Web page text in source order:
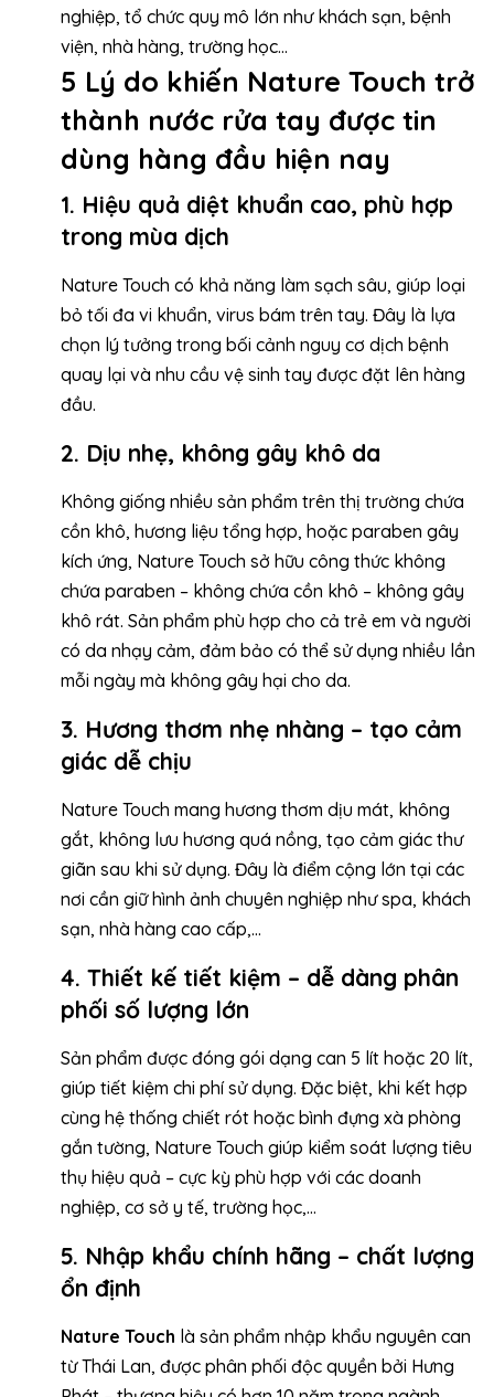
nghiệp, tổ chức quy mô lớn như khách sạn, bệnh
viện, nhà hàng, trường học…
5 Lý do khiến Nature Touch trở
thành nước rửa tay được tin
dùng hàng đầu hiện nay
1. Hiệu quả diệt khuẩn cao, phù hợp
trong mùa dịch
Nature Touch có khả năng làm sạch sâu, giúp loại
bỏ tối đa vi khuẩn, virus bám trên tay. Đây là lựa
chọn lý tưởng trong bối cảnh nguy cơ dịch bệnh
quay lại và nhu cầu vệ sinh tay được đặt lên hàng
đầu.
2. Dịu nhẹ, không gây khô da
Không giống nhiều sản phẩm trên thị trường chứa
cồn khô, hương liệu tổng hợp, hoặc paraben gây
kích ứng, Nature Touch sở hữu công thức không
chứa paraben – không chứa cồn khô – không gây
khô rát. Sản phẩm phù hợp cho cả trẻ em và người
có da nhạy cảm, đảm bảo có thể sử dụng nhiều lần
mỗi ngày mà không gây hại cho da.
3. Hương thơm nhẹ nhàng – tạo cảm
giác dễ chịu
Nature Touch mang hương thơm dịu mát, không
gắt, không lưu hương quá nồng, tạo cảm giác thư
giãn sau khi sử dụng. Đây là điểm cộng lớn tại các
nơi cần giữ hình ảnh chuyên nghiệp như spa, khách
sạn, nhà hàng cao cấp,…
4. Thiết kế tiết kiệm – dễ dàng phân
phối số lượng lớn
Sản phẩm được đóng gói dạng can 5 lít hoặc 20 lít,
giúp tiết kiệm chi phí sử dụng. Đặc biệt, khi kết hợp
cùng hệ thống chiết rót hoặc bình đựng xà phòng
gắn tường, Nature Touch giúp kiểm soát lượng tiêu
thụ hiệu quả – cực kỳ phù hợp với các doanh
nghiệp, cơ sở y tế, trường học,…
5. Nhập khẩu chính hãng – chất lượng
ổn định
Nature Touch là sản phẩm nhập khẩu nguyên can
từ Thái Lan, được phân phối độc quyền bởi Hưng